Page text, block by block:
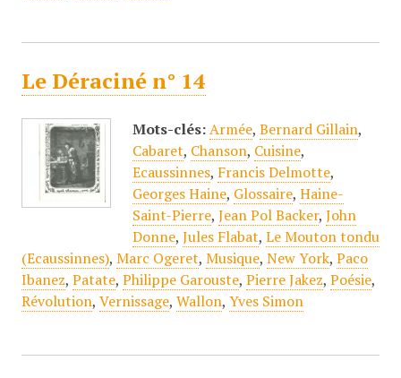
Le Déraciné n° 14
Mots-clés: Armée, Bernard Gillain,
Cabaret, Chanson, Cuisine,
Ecaussinnes, Francis Delmotte,
Georges Haine, Glossaire, Haine-
Saint-Pierre, Jean Pol Backer, John
Donne, Jules Flabat, Le Mouton tondu
(Ecaussinnes), Marc Ogeret, Musique, New York, Paco
Ibanez, Patate, Philippe Garouste, Pierre Jakez, Poésie,
Révolution, Vernissage, Wallon, Yves Simon